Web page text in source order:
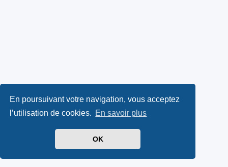
En poursuivant votre navigation, vous acceptez
l’utilisation de cookies. En savoir plus
OK